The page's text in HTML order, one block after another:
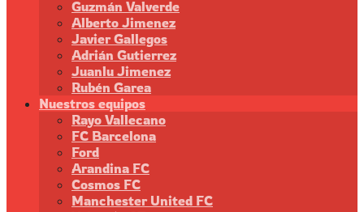
Guzmán Valverde
Alberto Jimenez
Javier Gallegos
Adrián Gutierrez
Juanlu Jimenez
Rubén Garea
Nuestros equipos
Rayo Vallecano
FC Barcelona
Ford
Arandina FC
Cosmos FC
Manchester United FC